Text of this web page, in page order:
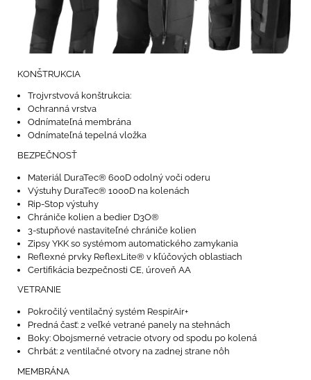
KONŠTRUKCIA
Trojvrstvová konštrukcia:
Ochranná vrstva
Odnímateľná membrána
Odnímateľná tepelná vložka
BEZPEČNOSŤ
Materiál DuraTec® 600D odolný voči oderu
Výstuhy DuraTec® 1000D na kolenách
Rip-Stop výstuhy
Chrániče kolien a bedier D3O®
3-stupňové nastaviteľné chrániče kolien
Zipsy YKK so systémom automatického zamykania
Reflexné prvky ReflexLite® v kľúčových oblastiach
Certifikácia bezpečnosti CE, úroveň AA
VETRANIE
Pokročilý ventilačný systém RespirAir+
Predná časť: 2 veľké vetrané panely na stehnách
Boky: Obojsmerné vetracie otvory od spodu po kolená
Chrbát: 2 ventilačné otvory na zadnej strane nôh
MEMBRÁNA